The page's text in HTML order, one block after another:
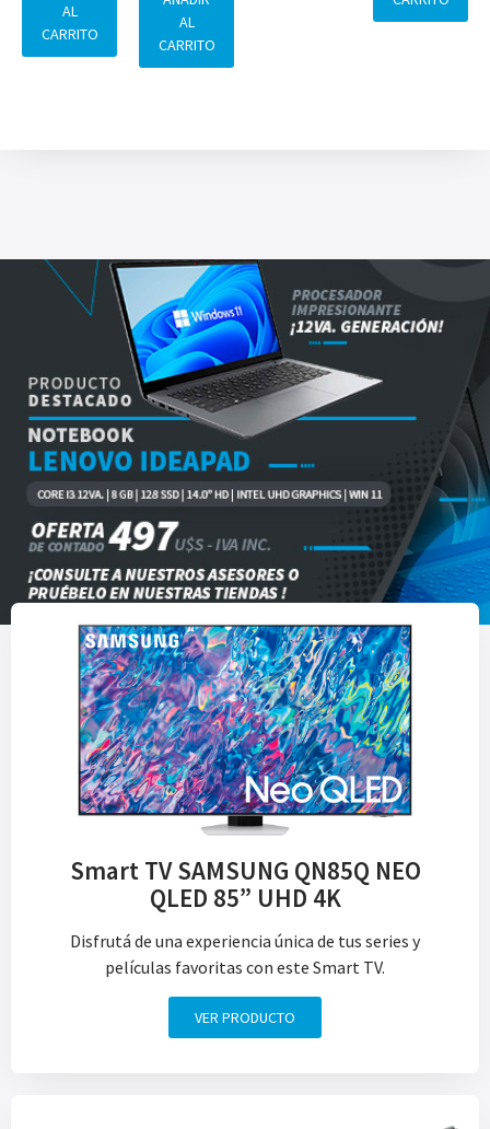
AL
CARRITO
AL
CARRITO
Smart TV SAMSUNG QN85Q NEO
QLED 85” UHD 4K
Disfrutá de una experiencia única de tus series y
películas favoritas con este Smart TV.
VER PRODUCTO